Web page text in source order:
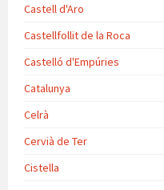
Castell d'Aro
Castellfollit de la Roca
Castelló d'Empúries
Catalunya
Celrà
Cervià de Ter
Cistella